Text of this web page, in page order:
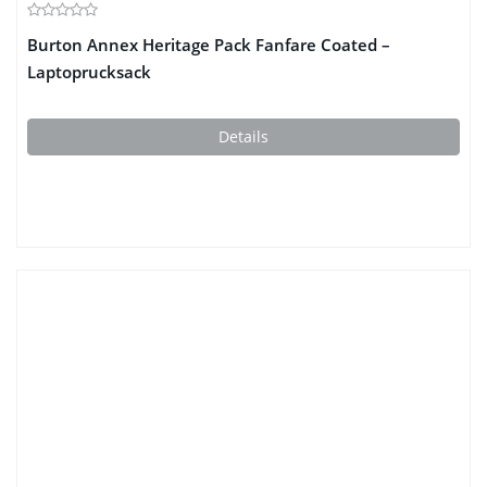
Burton Annex Heritage Pack Fanfare Coated –
Laptoprucksack
Details